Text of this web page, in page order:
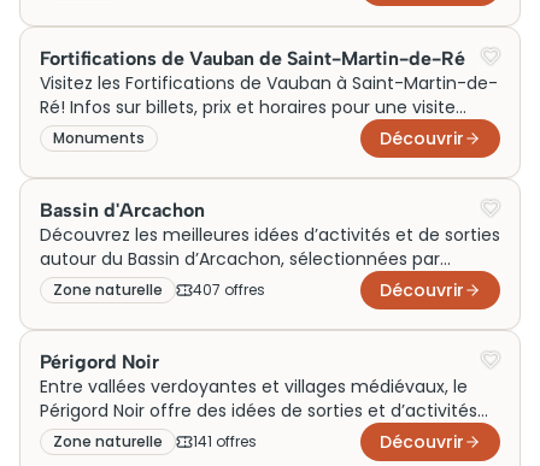
Fortifications de Vauban de Saint-Martin-de-Ré
Visitez les Fortifications de Vauban à Saint-Martin-de-
Ré! Infos sur billets, prix et horaires pour une visite
inoubliable à l'Île-de-Ré.
Monuments Découvrir
Bassin d'Arcachon
Découvrez les meilleures idées d’activités et de sorties
autour du Bassin d’Arcachon, sélectionnées par
Generation Voyage pour enrichir votre séjour. En
famille, en couple ou le temps d’un week-end,
profitez d’un voyage ponctué de visites
incontournables et d’expériences uniques dans l’un
des plus beaux sites naturels de France.
Zone naturelle 407 offres Découvrir
Périgord Noir
Entre vallées verdoyantes et villages médiévaux, le
Périgord Noir offre des idées de sorties et d’activités
pour un week‑end en famille ou un voyage en couple.
Generation Voyage y dévoile les meilleures visites et
Zone naturelle 141 offres Découvrir